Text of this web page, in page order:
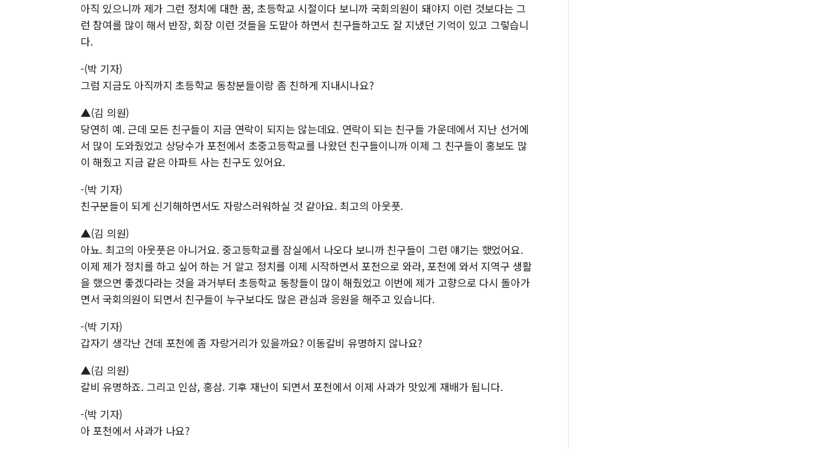
아직 있으니까 제가 그런 정치에 대한 꿈, 초등학교 시절이다 보니까 국회의원이 돼야지 이런 것보다는 그
런 참여를 많이 해서 반장, 회장 이런 것들을 도맡아 하면서 친구들하고도 잘 지냈던 기억이 있고 그렇습니
다.
-(박 기자)
그럼 지금도 아직까지 초등학교 동창분들이랑 좀 친하게 지내시나요?
▲(김 의원)
당연히 예. 근데 모든 친구들이 지금 연락이 되지는 않는데요. 연락이 되는 친구들 가운데에서 지난 선거에
서 많이 도와줬었고 상당수가 포천에서 초중고등학교를 나왔던 친구들이니까 이제 그 친구들이 홍보도 많
이 해줬고 지금 같은 아파트 사는 친구도 있어요.
-(박 기자)
친구분들이 되게 신기해하면서도 자랑스러워하실 것 같아요. 최고의 아웃풋.
▲(김 의원)
아뇨. 최고의 아웃풋은 아니거요. 중고등학교를 잠실에서 나오다 보니까 친구들이 그런 얘기는 했었어요.
이제 제가 정치를 하고 싶어 하는 거 알고 정치를 이제 시작하면서 포천으로 와라, 포천에 와서 지역구 생활
을 했으면 좋겠다라는 것을 과거부터 초등학교 동창들이 많이 해줬었고 이번에 제가 고향으로 다시 돌아가
면서 국회의원이 되면서 친구들이 누구보다도 많은 관심과 응원을 해주고 있습니다.
-(박 기자)
갑자기 생각난 건데 포천에 좀 자랑거리가 있을까요? 이동갈비 유명하지 않나요?
▲(김 의원)
갈비 유명하죠. 그리고 인삼, 홍삼. 기후 재난이 되면서 포천에서 이제 사과가 맛있게 재배가 됩니다.
-(박 기자)
아 포천에서 사과가 나요?